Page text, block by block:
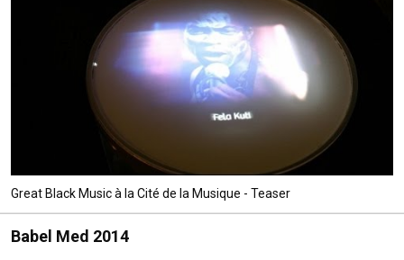
Great Black Music à la Cité de la Musique - Teaser
Babel Med 2014